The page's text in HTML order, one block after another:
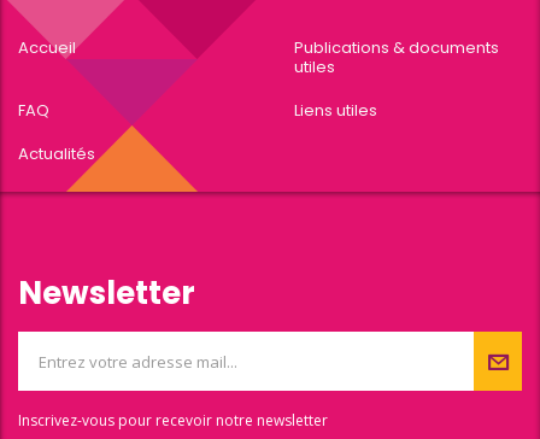
Accueil
Publications & documents
utiles
FAQ
Liens utiles
Actualités
Newsletter
Inscrivez-vous pour recevoir notre newsletter